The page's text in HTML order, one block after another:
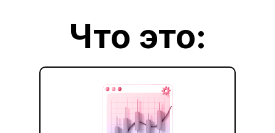
Что это: